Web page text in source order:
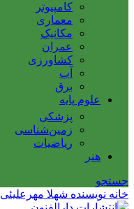
کامپیوتر
معماری
مکانیک
عمران
کشاورزی
آب
برق
علوم پایه
پزشکی
زمین‌شناسی
ریاضیات
هنر
جستجو
خانه نویسنده شهلا مهرعلیئی